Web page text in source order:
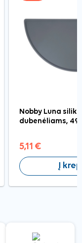
Nobby Luna
dubenėliams,
5,11 €
Į